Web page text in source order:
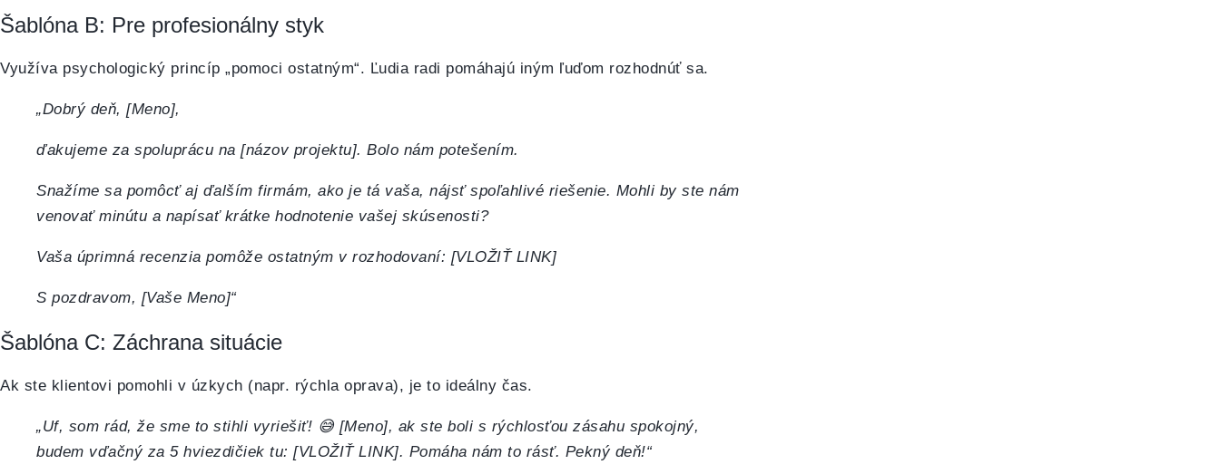
Šablóna B: Pre profesionálny styk
Využíva psychologický princíp „pomoci ostatným“. Ľudia radi pomáhajú iným ľuďom rozhodnúť sa.
„Dobrý deň, [Meno],
ďakujeme za spoluprácu na [názov projektu]. Bolo nám potešením.
Snažíme sa pomôcť aj ďalším firmám, ako je tá vaša, nájsť spoľahlivé riešenie. Mohli by ste nám
venovať minútu a napísať krátke hodnotenie vašej skúsenosti?
Vaša úprimná recenzia pomôže ostatným v rozhodovaní: [VLOŽIŤ LINK]
S pozdravom, [Vaše Meno]“
Šablóna C: Záchrana situácie
Ak ste klientovi pomohli v úzkych (napr. rýchla oprava), je to ideálny čas.
„Uf, som rád, že sme to stihli vyriešiť! 😅 [Meno], ak ste boli s rýchlosťou zásahu spokojný,
budem vďačný za 5 hviezdičiek tu: [VLOŽIŤ LINK]. Pomáha nám to rásť. Pekný deň!“